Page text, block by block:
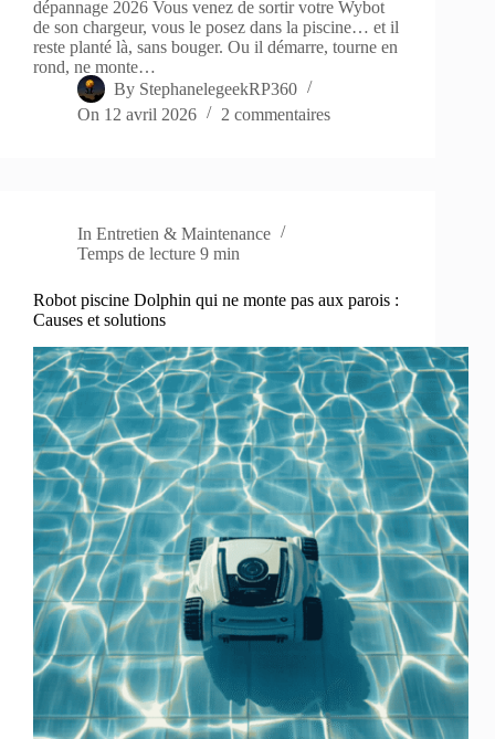
dépannage 2026 Vous venez de sortir votre Wybot
de son chargeur, vous le posez dans la piscine… et il
reste planté là, sans bouger. Ou il démarre, tourne en
rond, ne monte…
By StephanelegeekRP360
On 12 avril 2026 2 commentaires
In Entretien & Maintenance
Temps de lecture 9 min
Robot piscine Dolphin qui ne monte pas aux parois :
Causes et solutions